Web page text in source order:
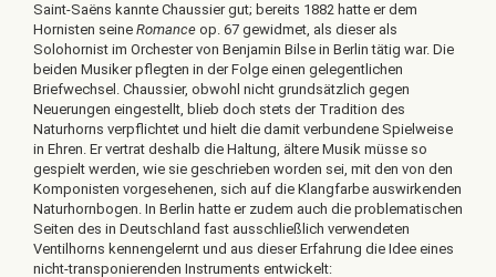
Saint-Saëns kannte Chaussier gut; bereits 1882 hatte er dem
Hornisten seine Romance op. 67 gewidmet, als dieser als
Solohornist im Orchester von Benjamin Bilse in Berlin tätig war. Die
beiden Musiker pflegten in der Folge einen gelegentlichen
Briefwechsel. Chaussier, obwohl nicht grundsätzlich gegen
Neuerungen eingestellt, blieb doch stets der Tradition des
Naturhorns verpflichtet und hielt die damit verbundene Spielweise
in Ehren. Er vertrat deshalb die Haltung, ältere Musik müsse so
gespielt werden, wie sie geschrieben worden sei, mit den von den
Komponisten vorgesehenen, sich auf die Klangfarbe auswirkenden
Naturhornbogen. In Berlin hatte er zudem auch die problematischen
Seiten des in Deutschland fast ausschließlich verwendeten
Ventilhorns kennengelernt und aus dieser Erfahrung die Idee eines
nicht-transponierenden Instruments entwickelt: